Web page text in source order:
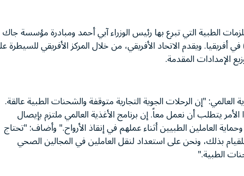
الطبية التي تبرع بها رئيس الوزراء آبي أحمد ومبادرة مؤسسة جاك
للتصدي لفيروس كورونا المستجد (كوفيد-19) في أفريقيا. ويقدم الاتحاد الأفريقي، من خلال المركز الأفريقي
الإمدادات المقدمة.
العالمي: "إن الرحلات الجوية التجارية متوقفة والشحنات الطبية عالقة.
يتطلب أن نعمل معاً. إن برنامج الأغذية العالمي ملتزم بإيصال
العاملين الطبيين أثناء عملهم في إنقاذ الأرواح." وأضاف: "تحتاج
بذلك، ونحن على استعداد لنقل العاملين في المجالين الصحي
الطبية."